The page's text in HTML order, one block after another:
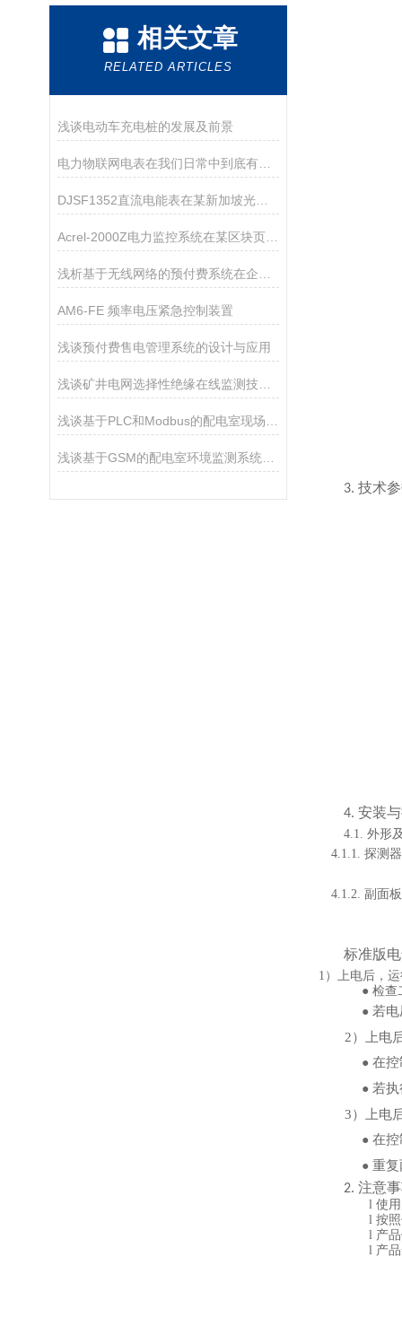
相关文章
RELATED ARTICLES
浅谈电动车充电桩的发展及前景
DJSF1352直流电能表在某新加坡光伏储能系统中的应用
Acrel-2000Z电力监控系统在某区块页岩气地面集输工程中的应用
AM6-FE 频率电压紧急控制装置
浅谈预付费售电管理系统的设计与应用
浅谈矿井电网选择性绝缘在线监测技术研究
3. 技术
4. 安装
4.1. 外形
4.1.1. 探测
4.1.2. 副面
标准版
1） 上电后，
● 检查
● 若
2）
上电
● 在控
● 若
3）
上电
● 在控
● 重复
2. 注意
l 使
l 按
l 产
l 产